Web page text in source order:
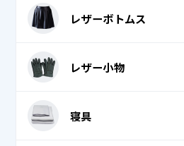
ビブス・ゼッケン
マフラー
手袋
七五三 (袴)
七五三 (袴帯)
七五三着物
レザーダウンベスト
レザームートンジャンパー
革ジャン / レザージャケット
レザーシャツ
レザーボトムス
レザースカート
レザーパンツ
レザー小物
レザー手袋 (革手袋)
寝具